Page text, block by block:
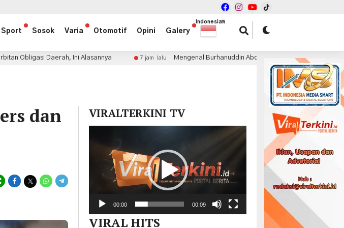
Sport Sosok Varia Otomotif Opini Galery
Indonesian
▼
Ini Alasannya 7 jam lalu Mengenal Burhanuddin Abdullah, Ekonom Brilian di Balik Sejumlah
dan
VIRALTERKINI TV
00:00 00:09
VIRAL HITS